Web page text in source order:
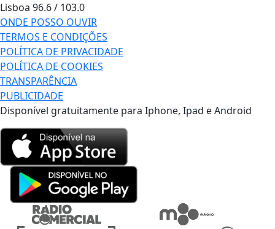
Lisboa 96.6 / 103.0
ONDE POSSO OUVIR
TERMOS E CONDIÇÕES
POLÍTICA DE PRIVACIDADE
POLÍTICA DE COOKIES
TRANSPARÊNCIA
PUBLICIDADE
Disponível gratuitamente para Iphone, Ipad e Android